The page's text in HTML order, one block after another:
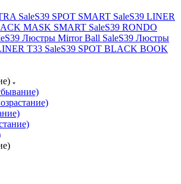
SaleS39 SPOT SMART SaleS39 LINER
MASK SMART SaleS39 RONDO
S39 Люстры Mirror Ball SaleS39 Люстры
T33 SaleS39 SPOT BLACK BOOK